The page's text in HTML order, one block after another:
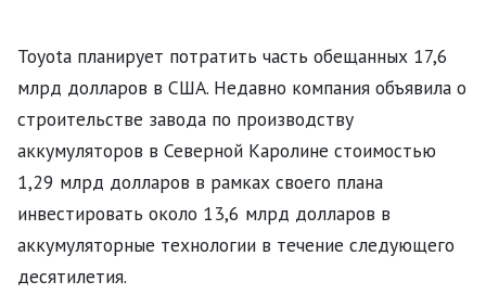
Toyota планирует потратить часть обещанных 17,6
млрд долларов в США. Недавно компания объявила о
строительстве завода по производству
аккумуляторов в Северной Каролине стоимостью
1,29 млрд долларов в рамках своего плана
инвестировать около 13,6 млрд долларов в
аккумуляторные технологии в течение следующего
десятилетия.